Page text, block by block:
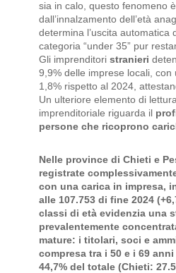
sia in calo, questo fenomeno
dall’innalzamento dell’età
determina l’uscita automatica
categoria “under 35” pur
Gli imprenditori stranieri
9,9% delle imprese locali, con
1,8% rispetto al 2024,
Un ulteriore elemento di
imprenditoriale riguarda il
persone che ricoprono
Nelle province di Chieti e
registrate
con una carica in impresa,
alle 107.753 di fine 2024
classi di età evidenzia una
prevalentemente
mature: i titolari, soci e
compresa tra i 50 e i 69
44,7% del totale (Chieti: